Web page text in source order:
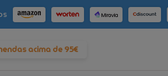
acima de 95€